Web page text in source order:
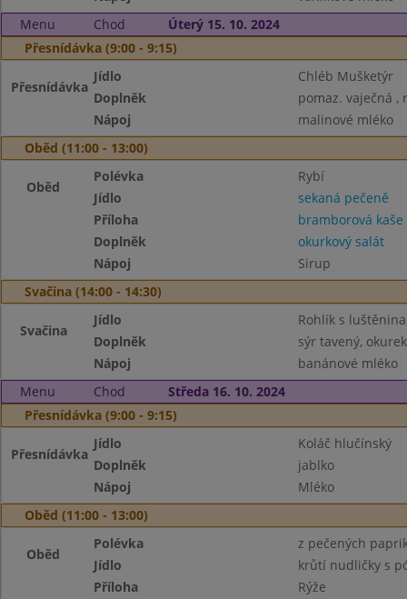
Menu
Chod
Úterý 15. 10. 2024
Přesnídávka (9:00 - 9:15)
Přesnídávka
Jídlo
Chléb Mušketýr
Doplněk
pomaz. vaječná ,
Nápoj
malinové mléko
Oběd (11:00 - 13:00)
Oběd
Polévka
Rybí
Jídlo
sekaná pečeně
Příloha
bramborová kaše
Doplněk
okurkový salát
Nápoj
Sirup
Svačina (14:00 - 14:30)
Svačina
Jídlo
Rohlík s
Doplněk
sýr tavený, okurek
Nápoj
banánové mléko
Menu
Chod
Středa 16. 10. 2024
Přesnídávka (9:00 - 9:15)
Přesnídávka
Jídlo
Koláč hlučínský
Doplněk
jablko
Nápoj
Mléko
Oběd (11:00 - 13:00)
Oběd
Polévka
z pečených
Jídlo
krůtí nudličky s
Příloha
Rýže